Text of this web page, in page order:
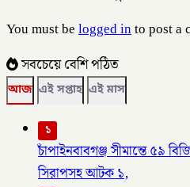
You must belogged into post a
সবচেয়ে বেশি পঠিত
আজ এই সপ্তাহ এই মাস
১
চাঁপাইনবাবগঞ্জ সীমান্তে ৫৯
সিরাপসহ আটক ১,